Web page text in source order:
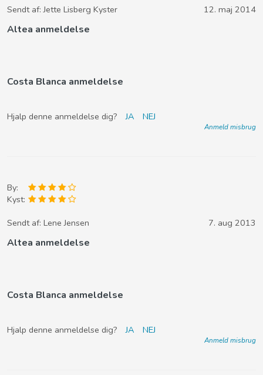
Sendt af:Jette Lisberg Kyster 12. maj 2014
Altea anmeldelse
Costa Blanca anmeldelse
Hjalp denne anmeldelse dig? JA NEJ
Anmeld misbrug
By:
Kyst:
Sendt af: Lene Jensen 7. aug 2013
Altea anmeldelse
Costa Blanca anmeldelse
Hjalp denne anmeldelse dig? JA NEJ
Anmeld misbrug